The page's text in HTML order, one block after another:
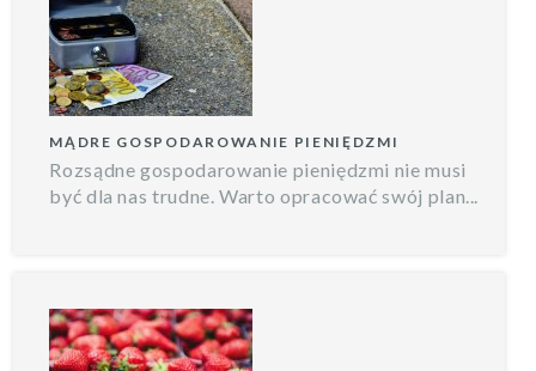
MĄDRE GOSPODAROWANIE PIENIĘDZMI
Rozsądne gospodarowanie pieniędzmi nie musi
być dla nas trudne. Warto opracować swój plan...